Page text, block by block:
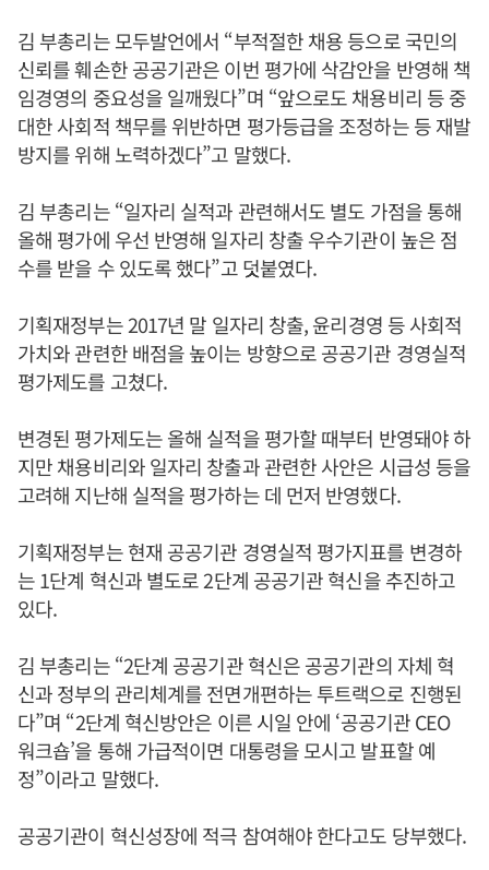
김 부총리는 모두발언에서 “부적절한 채용 등으로 국민의
신뢰를 훼손한 공공기관은 이번 평가에 삭감안을 반영해 책
임경영의 중요성을 일깨웠다”며 “앞으로도 채용비리 등 중
대한 사회적 책무를 위반하면 평가등급을 조정하는 등 재발
방지를 위해 노력하겠다”고 말했다.
김 부총리는 “일자리 실적과 관련해서도 별도 가점을 통해
올해 평가에 우선 반영해 일자리 창출 우수기관이 높은 점
수를 받을 수 있도록 했다”고 덧붙였다.
기획재정부는 2017년 말 일자리 창출, 윤리경영 등 사회적
가치와 관련한 배점을 높이는 방향으로 공공기관 경영실적
평가제도를 고쳤다.
변경된 평가제도는 올해 실적을 평가할 때부터 반영돼야 하
지만 채용비리와 일자리 창출과 관련한 사안은 시급성 등을
고려해 지난해 실적을 평가하는 데 먼저 반영했다.
기획재정부는 현재 공공기관 경영실적 평가지표를 변경하
는 1단계 혁신과 별도로 2단계 공공기관 혁신을 추진하고
있다.
김 부총리는 “2단계 공공기관 혁신은 공공기관의 자체 혁
신과 정부의 관리체계를 전면개편하는 투트랙으로 진행된
다”며 “2단계 혁신방안은 이른 시일 안에 ‘공공기관 CEO
워크숍’을 통해 가급적이면 대통령을 모시고 발표할 예
정”이라고 말했다.
공공기관이 혁신성장에 적극 참여해야 한다고도 당부했다.